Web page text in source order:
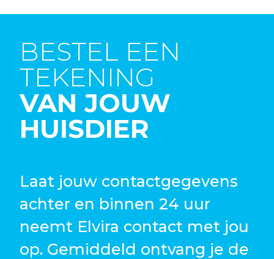
BESTEL EEN
TEKENING
VAN JOUW
HUISDIER
Laat jouw contactgegevens
achter en binnen 24 uur
neemt Elvira contact met jou
op. Gemiddeld ontvang je de